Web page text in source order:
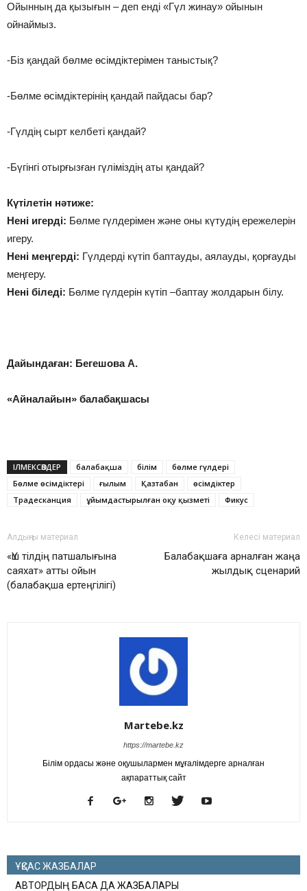
Ойынның да қызығын – деп енді «Гүл жинау» ойынын
ойнаймыз.
-Біз қандай бөлме өсімдіктерімен таныстық?
-Бөлме өсімдіктерінің қандай пайдасы бар?
-Гүлдің сырт келбеті қандай?
-Бүгінгі отырғызған гүліміздің аты қандай?
Күтілетін нәтиже:
Нені игерді: Бөлме гүлдерімен және оны күтудің ережелерін
игеру.
Нені меңгерді: Гүлдерді күтіп баптауды, аялауды, қорғауды
меңгеру.
Нені біледі: Бөлме гүлдерін күтіп –баптау жолдарын білу.
Дайындаған: Бегешова А.
«Айналайын» балабақшасы
ІЛМЕКСӨЗДЕР балабақша білім
бөлме гүлдері
Бөлме өсімдіктері
ғылым Қазтабан
өсімдіктер
Традесканция
ұйымдастырылған оқу қызметі Фикус
Алдыңғы материал
«Үш тілдің патшалығына
саяхат» атты ойын
(балабақша ертеңгілігі)
Келесі материал
Балабақшаға арналған жаңа
жылдық сценарий
Martebe.kz
https://martebe.kz
Білім ордасы және оқушылармен мұғалімдерге арналған
ақпараттық сайт
ҰҚСАС ЖАЗБАЛАР
АВТОРДЫҢ БАСҚА ДА ЖАЗБАЛАРЫ